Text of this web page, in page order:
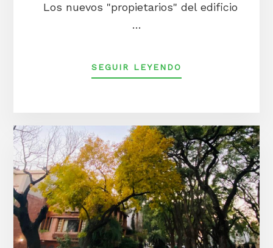
Los nuevos "propietarios" del edificio
…
SEGUIR LEYENDO
DEOLAZÁBAL
BLANCO
DE
BELGRANO
R,
UN
PROYECTO
BAJO
LUPA